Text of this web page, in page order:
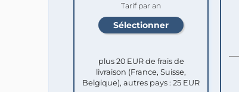
Tarif par an
plus 20 EUR de frais de
livraison (France, Suisse,
Belgique), autres pays : 25 EUR